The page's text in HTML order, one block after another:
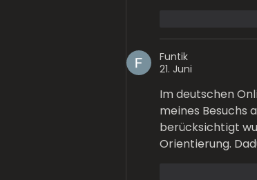
Funtik
21. Juni
Im deutschen
meines Besuchs
berücksichtigt
Orientierung.